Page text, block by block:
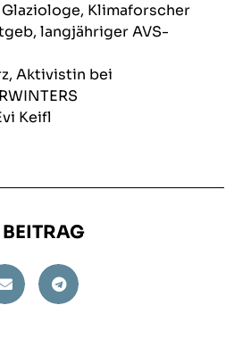
Glaziologe, Klimaforscher
langjähriger AVS-
Aktivistin bei
Keifl